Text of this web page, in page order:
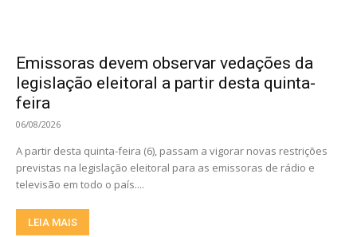
Emissoras devem observar vedações da
legislação eleitoral a partir desta quinta-
feira
06/08/2026
A partir desta quinta-feira (6), passam a vigorar novas restrições
previstas na legislação eleitoral para as emissoras de rádio e
televisão em todo o país....
LEIA MAIS